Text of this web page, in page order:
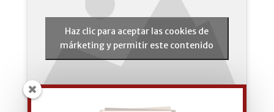
Haz clic para aceptar las cookies de
márketing y permitir este contenido